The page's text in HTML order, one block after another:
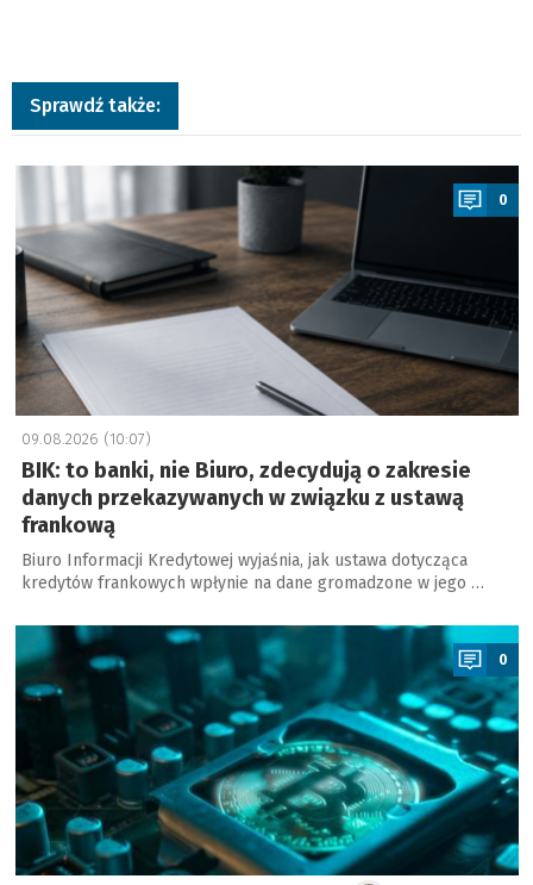
Sprawdź także:
a
0
09.08.2026 (10:07)
BIK: to banki, nie Biuro, zdecydują o zakresie
danych przekazywanych w związku z ustawą
frankową
Biuro Informacji Kredytowej wyjaśnia, jak ustawa dotycząca
kredytów frankowych wpłynie na dane gromadzone w jego …
a
0